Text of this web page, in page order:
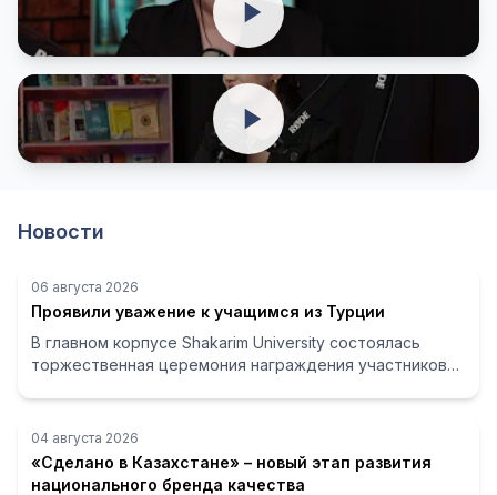
Основной YouTube канал
Официальный канал университета
Новости
06 августа 2026
Проявили уважение к учащимся из Турции
В главном корпусе Shakarim University состоялась
торжественная церемония награждения участников
04 августа 2026
«Сделано в Казахстане» – новый этап развития
национального бренда качества